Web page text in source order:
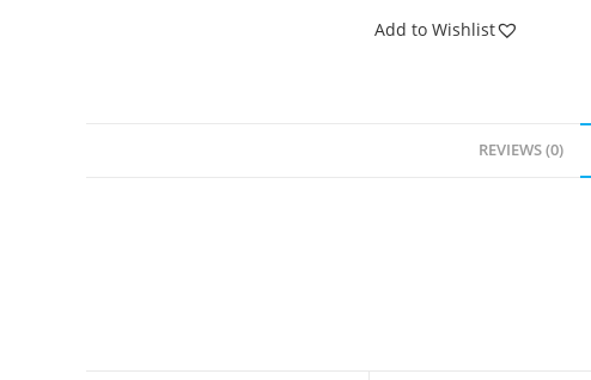
Add to Wishlist
REVIEWS (0)